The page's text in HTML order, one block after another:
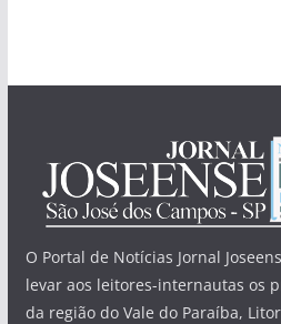
O Portal de Notícias Jornal
levar aos leitores-internautas os
da região do Vale do Paraíba,